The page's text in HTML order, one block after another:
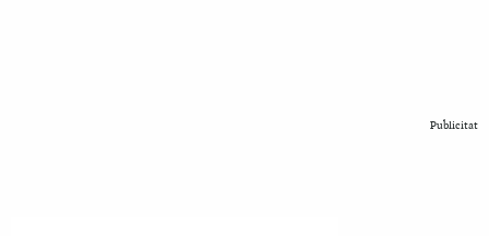
Publicitat